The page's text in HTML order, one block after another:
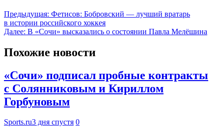
Предыдущая: Фетисов: Бобровский — лучший вратарь
в истории российского хоккея
Далее: В «Сочи» высказались о состоянии Павла Мелёшина
Похожие новости
«Сочи» подписал пробные контракты
с Солянниковым и Кириллом
Горбуновым
Sports.ru3 дня спустя 0